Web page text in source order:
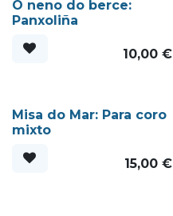
O neno do berce:
Panxoliña
10,00€
Misa do Mar: Para coro
mixto
15,00€